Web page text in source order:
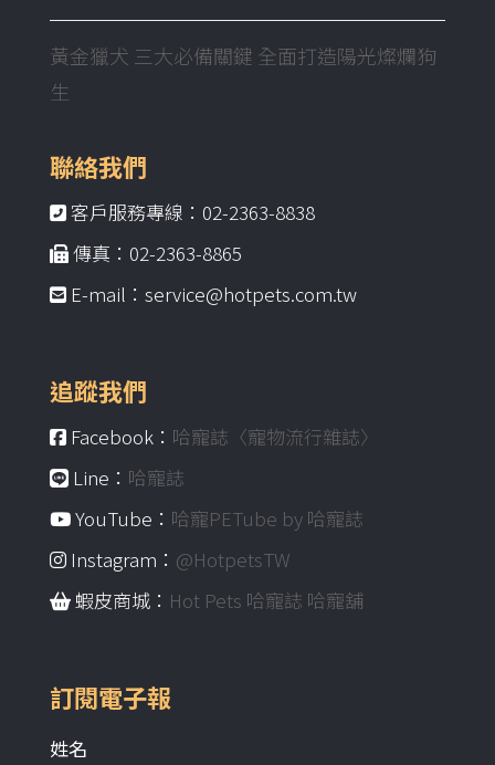
黃金獵犬 三大必備關鍵 全面打造陽光燦爛狗
生
聯絡我們
客戶服務專線：02-2363-8838
傳真：02-2363-8865
E-mail：service@hotpets.com.tw
追蹤我們
Facebook： 哈寵誌〈寵物流行雜誌〉
Line： 哈寵誌
YouTube： 哈寵PETube by 哈寵誌
Instagram： @HotpetsTW
蝦皮商城： Hot Pets 哈寵誌 哈寵舖
訂閱電子報
姓名